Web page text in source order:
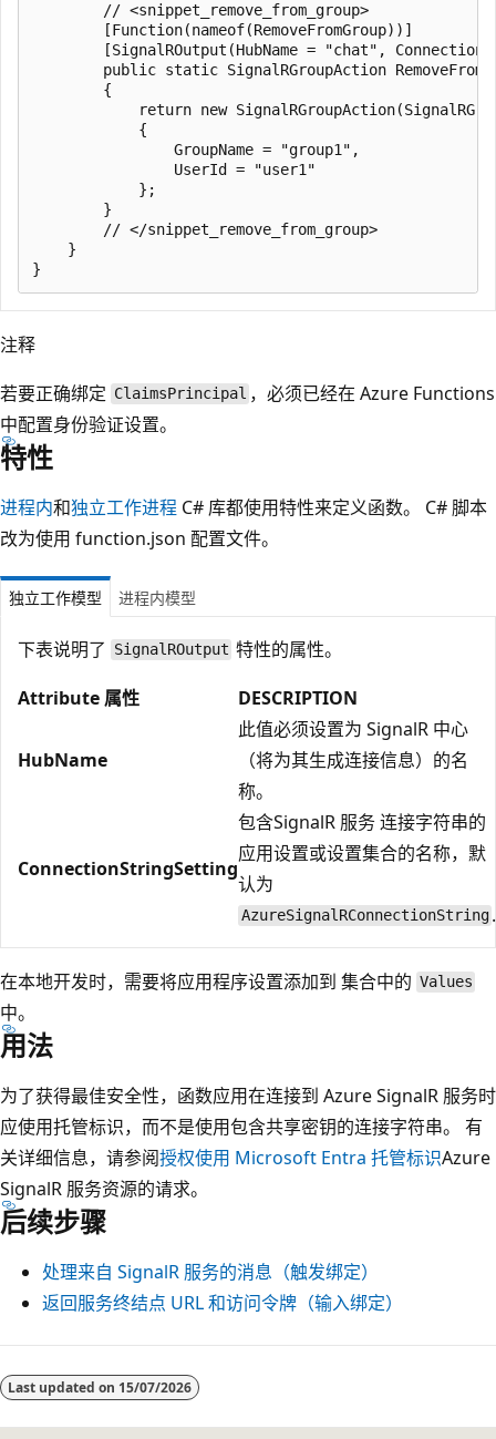
        // <snippet_remove_from_group>
        [Function(nameof(RemoveFromGroup))]
[SignalROutput(HubName = "chat",
public static SignalRGroupAction
        {
return new
            {
                GroupName = "group1",
                UserId = "user1"
            };
        }
        // </snippet_remove_from_group>
    }
注释
若要正确绑定 ClaimsPrincipal ，必须已经在 Azure Functions
中配置身份验证设置。
特性
进程内和独立工作进程 C# 库都使用特性来定义函数。 C# 脚本
改为使用 function.json 配置文件。
独立工作模型 进程内模型
下表说明了 SignalROutput 特性的属性。
Attribute 属性
DESCRIPTION
HubName
此值必须设置为 SignalR 中心
（将为其生成连接信息）的名
称。
ConnectionStringSetting
包含SignalR 服务 连接字符串的
应用设置或设置集合的名称，默
认为
AzureSignalRConnectionString .
在本地开发时，需要将应用程序设置添加到 集合中的 Values
中。
用法
为了获得最佳安全性，函数应用在连接到 Azure SignalR 服务时
应使用托管标识，而不是使用包含共享密钥的连接字符串。 有
关详细信息，请参阅授权使用 Microsoft Entra 托管标识Azure
SignalR 服务资源的请求。
后续步骤
处理来自 SignalR 服务的消息（触发绑定）
返回服务终结点 URL 和访问令牌（输入绑定）
Last updated on 15/07/2026